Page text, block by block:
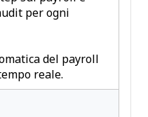
per ogni
del payroll
reale.